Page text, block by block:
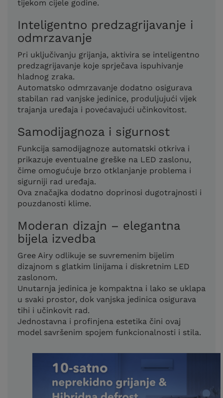
tijekom cijele godine.
Inteligentno predzagrijavanje i
odmrzavanje
Pri uključivanju grijanja, aktivira se inteligentno
predzagrijavanje koje sprječava ispuhivanje
hladnog zraka.
Automatsko odmrzavanje dodatno osigurava
stabilan rad vanjske jedinice, produljujući vijek
trajanja uređaja i povećavajući učinkovitost.
Samodijagnoza i sigurnost
Funkcija samodijagnoze automatski otkriva i
prikazuje eventualne greške na LED zaslonu,
čime omogućuje brzo otklanjanje problema i
sigurniji rad uređaja.
Ova značajka dodatno doprinosi dugotrajnosti i
pouzdanosti klime.
Moderan dizajn – elegantna
bijela izvedba
Gree Airy odlikuje se suvremenim bijelim
dizajnom s glatkim linijama i diskretnim LED
zaslonom.
Unutarnja jedinica je kompaktna i lako se uklapa
u svaki prostor, dok vanjska jedinica osigurava
tihi i učinkovit rad.
Jednostavna i profinjena estetika čini ovaj
model savršenim spojem funkcionalnosti i stila.